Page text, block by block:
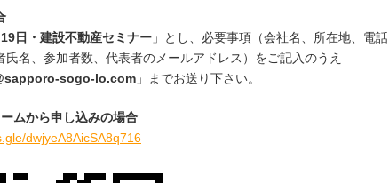
日・建設不動産セミナー 」とし、必要事項（会社名、所在地、電話
氏名、参加者数、代表者のメールアドレス）をご記入のうえ
sogo-lo.com 」までお送り下さい。
ムから申し込みの場合
dwjyeA8AicSA8q716